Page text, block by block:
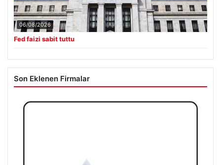
06/08/2026
Fed faizi sabit tuttu
Son Eklenen Firmalar